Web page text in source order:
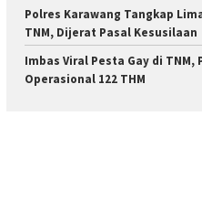
Polres Karawang Tangkap
TNM, Dijerat Pasal Kesusilaan
Imbas Viral Pesta Gay di
Operasional 122 THM